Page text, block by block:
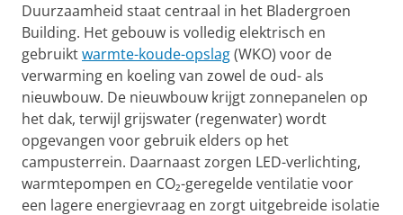
Duurzaamheid staat centraal in het Bladergroen
Building. Het gebouw is volledig elektrisch en
gebruiktwarmte-koude-opslag(WKO) voor de
verwarming en koeling van zowel de oud- als
nieuwbouw. De nieuwbouw krijgt zonnepanelen op
het dak, terwijl grijswater (regenwater) wordt
opgevangen voor gebruik elders op het
campusterrein. Daarnaast zorgen LED-verlichting,
warmtepompen en CO₂-geregelde ventilatie voor
een lagere energievraag en zorgt uitgebreide isolatie